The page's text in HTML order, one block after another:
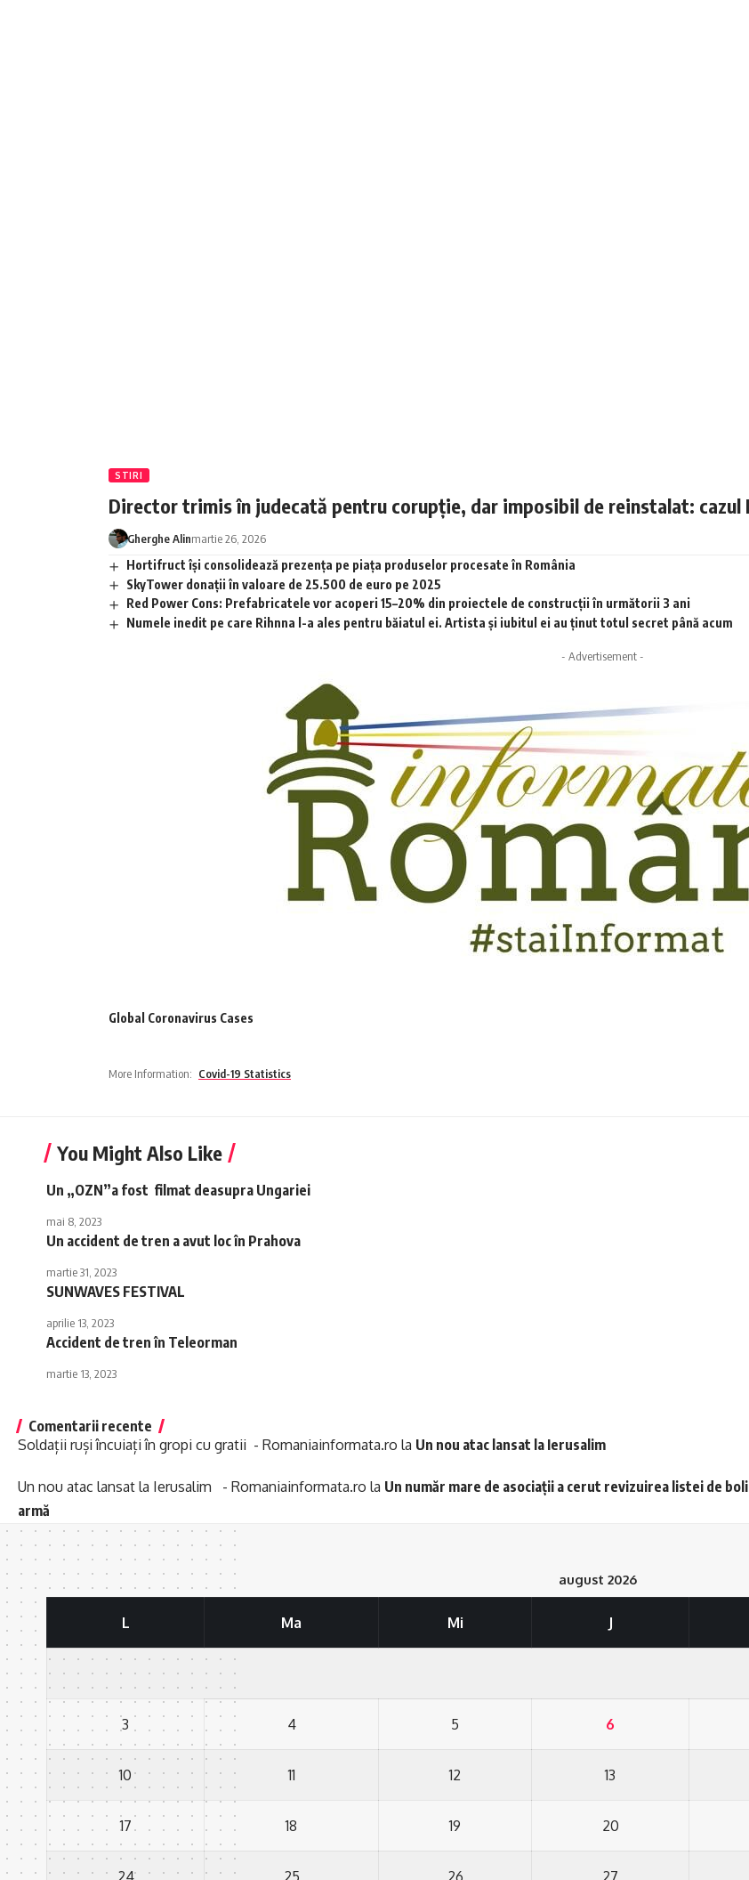
STIRI
Director trimis în judecată pentru corupție, dar imposibil de reinstalat: cazul
Gherghe Alinmartie 26, 2026
Hortifruct își consolidează prezența pe piața produselor procesate în România
SkyTower donații în valoare de 25.500 de euro pe 2025
Red Power Cons: Prefabricatele vor acoperi 15–20% din proiectele de construcții în următorii 3 ani
Numele inedit pe care Rihnna l-a ales pentru băiatul ei. Artista și iubitul ei au ținut totul secret până acum
- Advertisement -
Global Coronavirus Cases
More Information: Covid-19 Statistics
You Might Also Like
Un „OZN”a fost filmat deasupra Ungariei
mai 8, 2023
Un accident de tren a avut loc în Prahova
martie 31, 2023
SUNWAVES FESTIVAL
aprilie 13, 2023
Accident de tren în Teleorman
martie 13, 2023
Comentarii recente
Soldații ruși încuiați în gropi cu gratii - Romaniainformata.ro la Un nou atac lansat la Ierusalim
Un nou atac lansat la Ierusalim - Romaniainformata.ro la Un număr mare de asociații a cerut revizuirea listei de
armă
august 2026
L Ma Mi J
3 4 5 6
10 11 12 13
17 18 19 20
24 25 26 27